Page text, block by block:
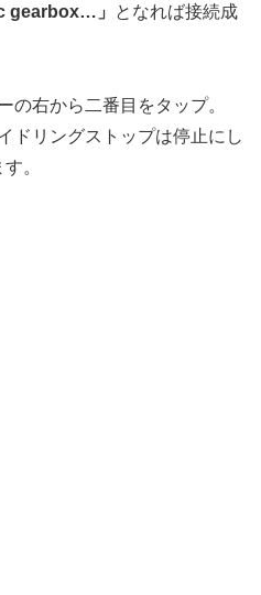
gearbox…」
となれば接続成
の右から二番目をタップ。
ドリングストップは停止にし
。